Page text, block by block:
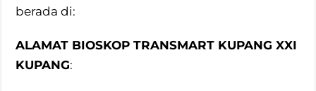
berada di:
ALAMAT BIOSKOP TRANSMART KUPANG XXI
KUPANG: